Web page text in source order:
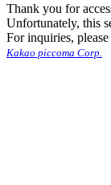
Thank you for
Unfortunately, this
For inquiries, please
Kakao piccoma Corp.